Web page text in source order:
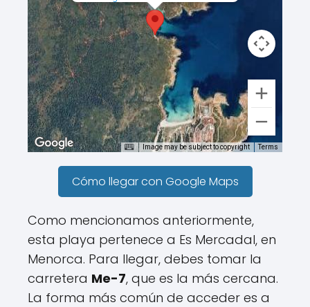
Image may be subject to copyright Terms
Cómo llegar con Google Maps
Como mencionamos anteriormente,
esta playa pertenece a Es Mercadal, en
Menorca. Para llegar, debes tomar la
carretera Me-7, que es la más cercana.
La forma más común de acceder es a